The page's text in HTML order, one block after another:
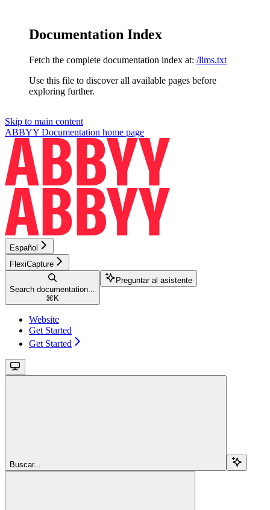
Documentation Index
Fetch the complete documentation index at: /llms.txt
Use this file to discover all available pages before
exploring further.
Skip to main content
ABBYY Documentation home page
Español
FlexiCapture
Search documentation...
⌘ K
Preguntar al asistente
Website
Get Started
Get Started
Buscar...